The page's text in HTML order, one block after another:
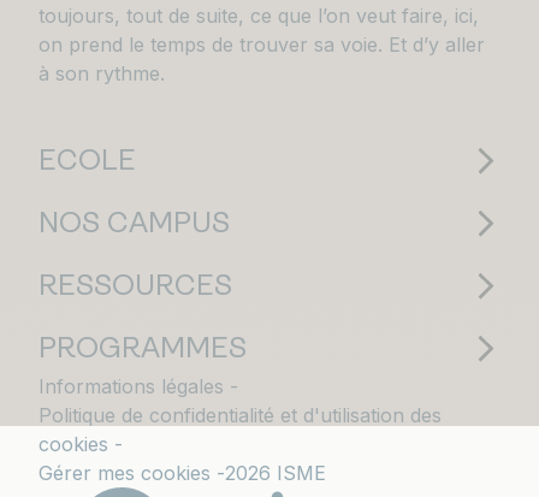
toujours, tout de suite, ce que l’on veut faire, ici,
on prend le temps de trouver sa voie. Et d’y aller
à son rythme.
ECOLE
NOS CAMPUS
RESSOURCES
PROGRAMMES
Informations légales
Politique de confidentialité et d'utilisation des
cookies
Gérer mes cookies
2026 ISME